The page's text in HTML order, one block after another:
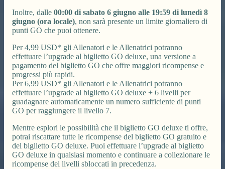
Inoltre, dalle 00:00 di sabato 6 giugno alle 19:59 di lunedì 8
giugno (ora locale), non sarà presente un limite giornaliero di
punti GO che puoi ottenere.
Per 4,99 USD* gli Allenatori e le Allenatrici potranno
effettuare l’upgrade al biglietto GO deluxe, una versione a
pagamento del biglietto GO che offre maggiori ricompense e
progressi più rapidi.
Per 6,99 USD* gli Allenatori e le Allenatrici potranno
effettuare l’upgrade al biglietto GO deluxe + 6 livelli per
guadagnare automaticamente un numero sufficiente di punti
GO per raggiungere il livello 7.
Mentre esplori le possibilità che il biglietto GO deluxe ti offre,
potrai riscattare tutte le ricompense del biglietto GO gratuito e
del biglietto GO deluxe. Puoi effettuare l’upgrade al biglietto
GO deluxe in qualsiasi momento e continuare a collezionare le
ricompense dei livelli sbloccati in precedenza.